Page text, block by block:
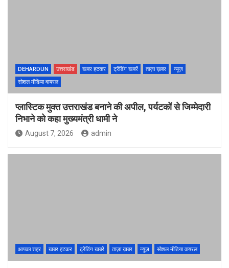
DEHARDUN उत्तराखंड खबर हटकर ट्रेंडिंग खबरें ताज़ा ख़बर
न्यूज़
सोशल मीडिया वायरल
प्लास्टिक मुक्त उत्तराखंड बनाने की अपील, पर्यटकों से जिम्मेदारी
निभाने को कहा मुख्यमंत्री धामी ने
August 7, 2026 admin
आपका शहर खबर हटकर ट्रेंडिंग खबरें ताज़ा ख़बर न्यूज़ सोशल मीडिया वायरल